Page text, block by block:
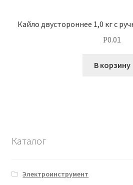
Кайло двустороннее 1,0 кг с
Р0.01
В корзину
Каталог
Электроинструмент